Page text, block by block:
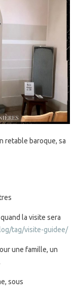
retable baroque, sa
la visite sera
tag/visite-guidee/
une famille, un
sous